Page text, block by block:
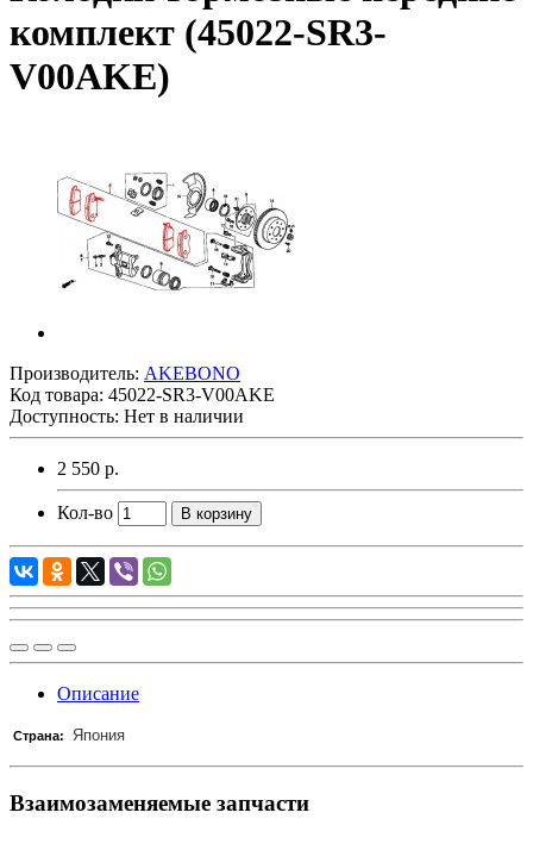
комплект (45022-SR3-
V00AKE)
Производитель: AKEBONO
Код товара: 45022-SR3-V00AKE
Доступность: Нет в наличии
2 550 р.
Кол-во В корзину
Описание
Страна: Япония
Взаимозаменяемые запчасти